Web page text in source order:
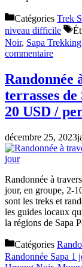
Catégories Trek
niveau difficile
Noir, Sapa
commentaire
Randonnée
terrasses
20 USD /
décembre 25, 2023
Randonnée à
jour, en groupe, 2-
sont les treks et
les guides locaux
la régions de Sapa
Catégories
Randonnée Sapa 1